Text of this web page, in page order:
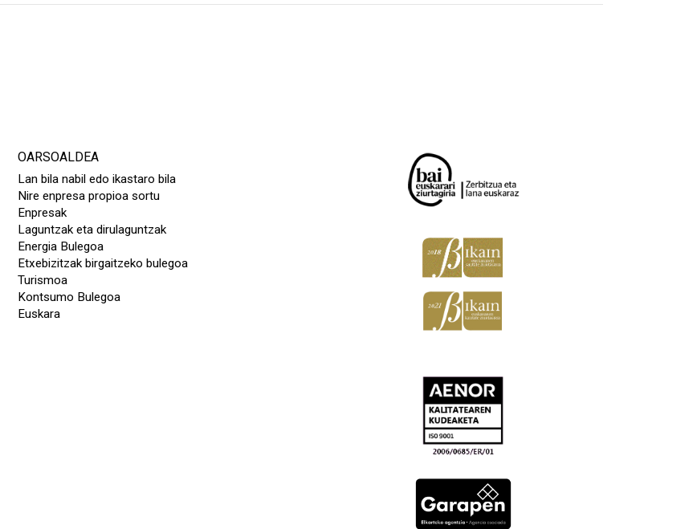
OARSOALDEA
Lan bila nabil edo ikastaro bila
Nire enpresa propioa sortu
Enpresak
Laguntzak eta dirulaguntzak
Energia Bulegoa
Etxebizitzak birgaitzeko bulegoa
Turismoa
Kontsumo Bulegoa
Euskara